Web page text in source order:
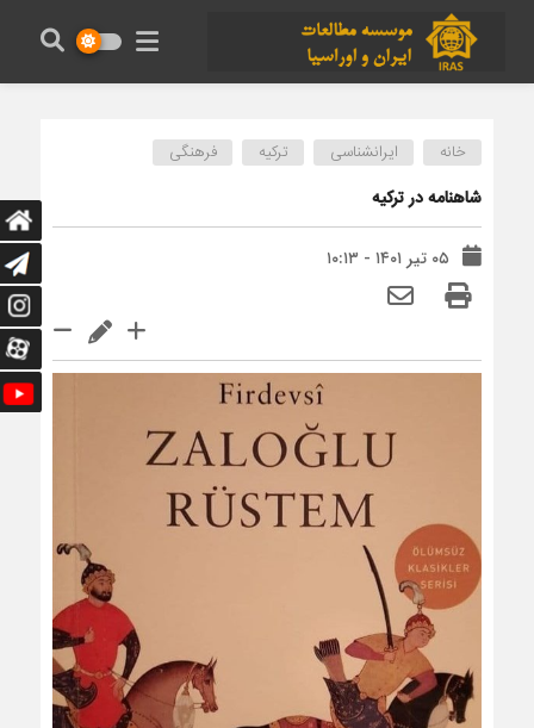
خانه ایرانشناسی ترکیه فرهنگی
شاهنامه در ترکیه
۰۵ تیر ۱۴۰۱ - ۱۰:۱۳